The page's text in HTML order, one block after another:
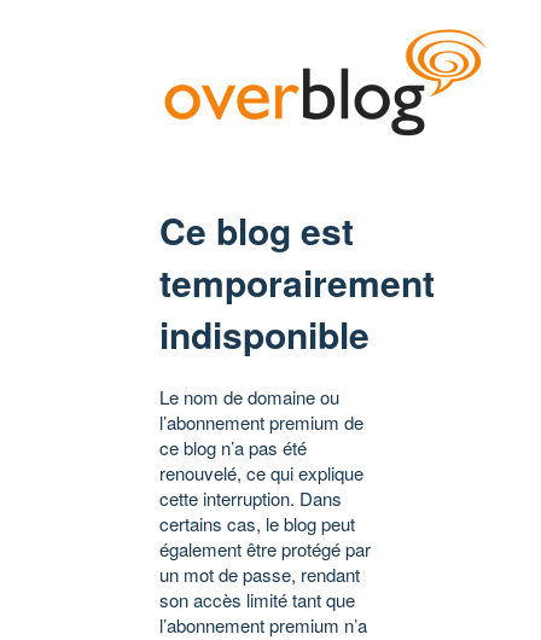
Ce blog est
temporairement
indisponible
Le nom de domaine ou
l’abonnement premium de
ce blog n’a pas été
renouvelé, ce qui explique
cette interruption. Dans
certains cas, le blog peut
également être protégé par
un mot de passe, rendant
son accès limité tant que
l’abonnement premium n’a